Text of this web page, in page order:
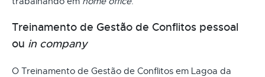
Treinamento de Gestão de Conflitos pessoal
ou in company
O Treinamento de Gestão de Conflitos em Lagoa da